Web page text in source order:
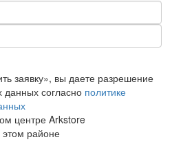
заявку», вы даете разрешение
данных согласно политике
центре Arkstore
районе